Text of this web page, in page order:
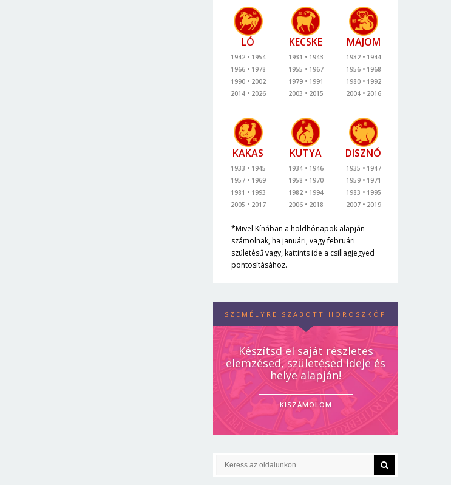
LÓ
1942
1954
1966
1978
1990
2002
2014
2026
KECSKE
1931
1943
1955
1967
1979
1991
2003
2015
MAJOM
1932
1944
1956
1968
1980
1992
2004
2016
KAKAS
1933
1945
1957
1969
1981
1993
2005
2017
KUTYA
1934
1946
1958
1970
1982
1994
2006
2018
DISZNÓ
1935
1947
1959
1971
1983
1995
2007
2019
*Mivel Kínában a holdhónapok alapján
számolnak, ha januári, vagy februári
születésű vagy, kattints ide a csillagjegyed
pontosításához.
SZEMÉLYRE SZABOTT HOROSZKÓP
Készítsd el saját részletes
elemzésed, születésed ideje és
helye alapján!
KISZÁMOLOM